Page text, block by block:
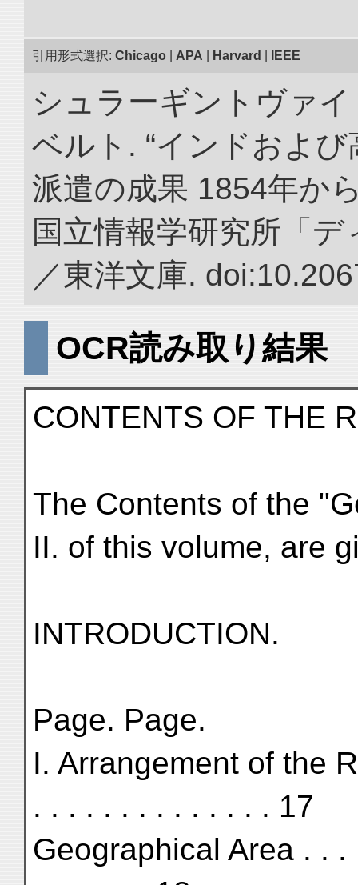
引用形式選択: Chicago APA Harvard IEEE
シュラーギントヴァ
ベルト. “インドおよ
派遣の成果 1854年か
国立情報学研究所「
／東洋文庫.
OCR読み取り結果
CONTENTS OF THE
The Contents of the
II. of this volume, are
INTRODUCTION.
Page. Page.
I. Arrangement of the
. . . . . . . . . . . . . . 17
Geographical Area . .